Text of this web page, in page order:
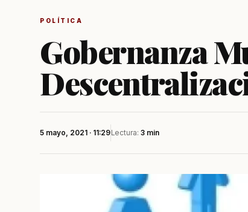
POLÍTICA
Gobernanza
5 mayo, 2021 · 11:29Lectura: 3 min